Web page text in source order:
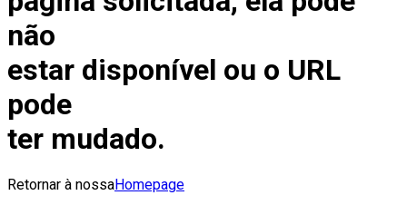
não
estar disponível ou o URL
pode
ter mudado.
Retornar à nossaHomepage